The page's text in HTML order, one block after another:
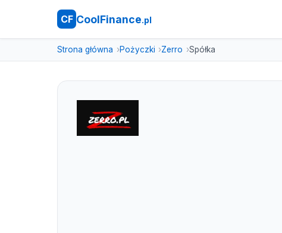
CF CoolFinance.pl
Strona główna Pożyczki Zerro Spółka